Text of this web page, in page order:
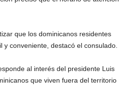
que los dominicanos residentes
conveniente, destacó el consulado.
al interés del presidente Luis
que viven fuera del territorio